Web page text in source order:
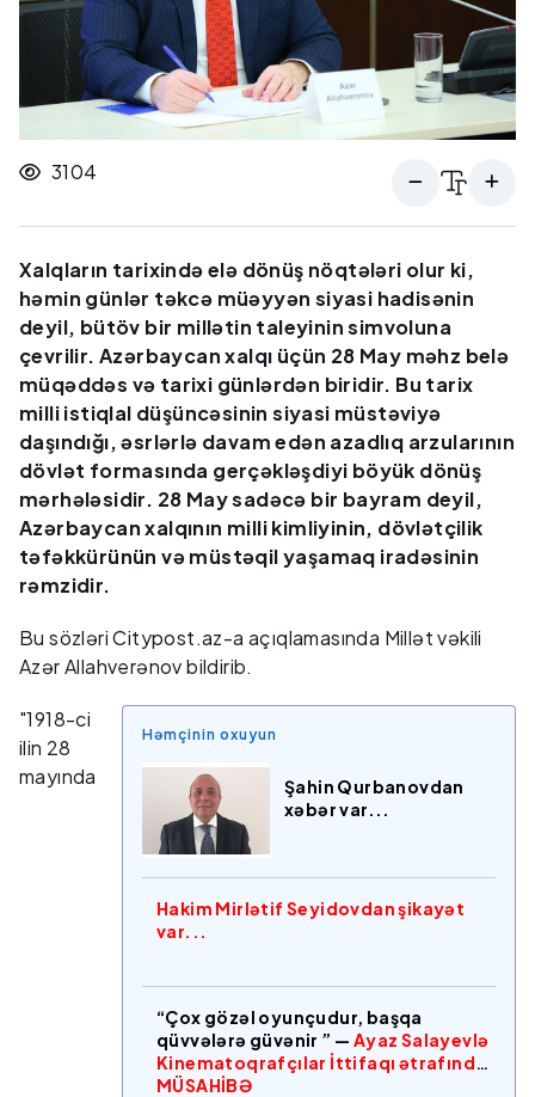
3104
Xalqların tarixində elə dönüş nöqtələri olur ki,
həmin günlər təkcə müəyyən siyasi hadisənin
deyil, bütöv bir millətin taleyinin simvoluna
çevrilir. Azərbaycan xalqı üçün 28 May məhz belə
müqəddəs və tarixi günlərdən biridir. Bu tarix
milli istiqlal düşüncəsinin siyasi müstəviyə
daşındığı, əsrlərlə davam edən azadlıq arzularının
dövlət formasında gerçəkləşdiyi böyük dönüş
mərhələsidir. 28 May sadəcə bir bayram deyil,
Azərbaycan xalqının milli kimliyinin, dövlətçilik
təfəkkürünün və müstəqil yaşamaq iradəsinin
rəmzidir.
Bu sözləri Citypost.az-a açıqlamasında Millət vəkili
Azər Allahverənov bildirib.
Həmçinin oxuyun
Şahin Qurbanovdan
xəbər var...
Hakim Mirlətif Seyidovdan şikayət
var...
“Çox gözəl oyunçudur, başqa
qüvvələrə güvənir ” — Ayaz Salayevlə
Kinematoqrafçılar İttifaqı ətrafında
MÜSAHİBƏ
"1918-ci
ilin 28
mayında